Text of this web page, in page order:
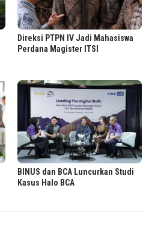
Direksi PTPN IV Jadi Mahasiswa
Perdana Magister ITSI
BINUS dan BCA Luncurkan Studi
Kasus Halo BCA